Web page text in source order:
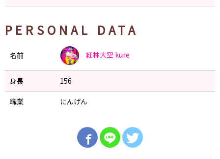
PERSONAL DATA
名前 紅林大空 kure
身長 156
職業 にんげん